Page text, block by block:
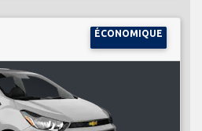
ÉCONOMIQUE